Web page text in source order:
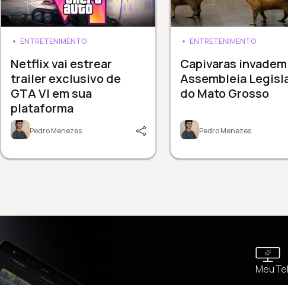
ENTRETENIMENTO
Netflix vai estrear
trailer exclusivo de
GTA VI em sua
plataforma
Pedro Menezes
ENTRETENIMENTO
Capivaras invadem
Assembleia
do Mato Grosso
Pedro Menezes
Meu